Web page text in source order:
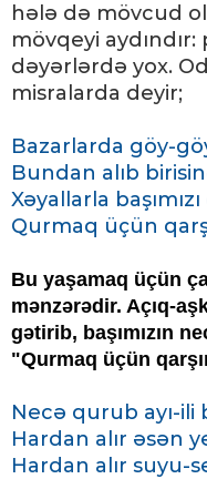
hələ də mövcud
mövqeyi
dəyərlərdə yox.
misralarda deyir;
Bazarlarda göy-
Bundan alıb
Xəyallarla başımızı
Qurmaq üçün
Bu yaşamaq üçün
mənzərədir. Açıq-
gətirib, başımızın
"Qurmaq üçün
Necə qurub ayı-ili
Hardan alır əsən
Hardan alır suyu-